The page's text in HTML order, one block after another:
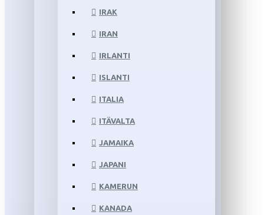
IRAK
IRAN
IRLANTI
ISLANTI
ITALIA
ITÄVALTA
JAMAIKA
JAPANI
KAMERUN
KANADA